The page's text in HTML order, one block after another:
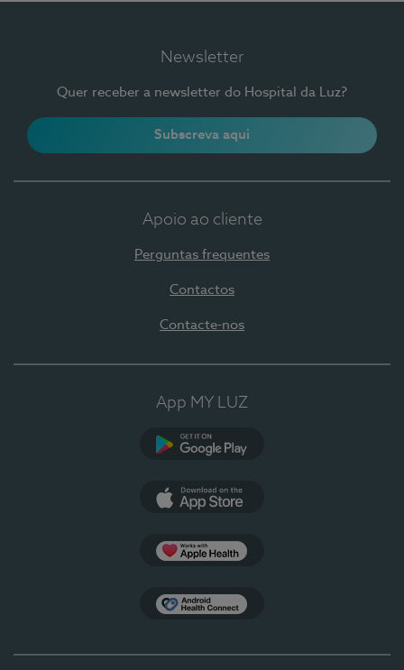
Newsletter
Quer receber a newsletter do Hospital da Luz?
Subscreva aqui
Apoio ao cliente
Perguntas frequentes
Contactos
Contacte-nos
App MY LUZ